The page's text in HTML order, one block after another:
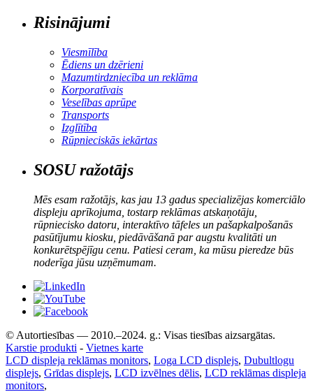
Risinājumi
Viesmīlība
Ēdiens un dzērieni
Mazumtirdzniecība un reklāma
Korporatīvais
Veselības aprūpe
Transports
Izglītība
Rūpnieciskās iekārtas
SOSU ražotājs
Mēs esam ražotājs, kas jau 13 gadus specializējas komerciālo
displeju aprīkojuma, tostarp reklāmas atskaņotāju,
rūpniecisko datoru, interaktīvo tāfeles un pašapkalpošanās
pasūtījumu kiosku, piedāvāšanā par augstu kvalitāti un
konkurētspējīgu cenu. Patiesi ceram, ka mūsu pieredze būs
noderīga jūsu uzņēmumam.
© Autortiesības — 2010.–2024. g.: Visas tiesības aizsargātas.
Karstie produkti - Vietnes karte
LCD displeja reklāmas monitors, Loga LCD displejs, Dubultlogu
displejs, Grīdas displejs, LCD izvēlnes dēlis, LCD reklāmas displeja
monitors,